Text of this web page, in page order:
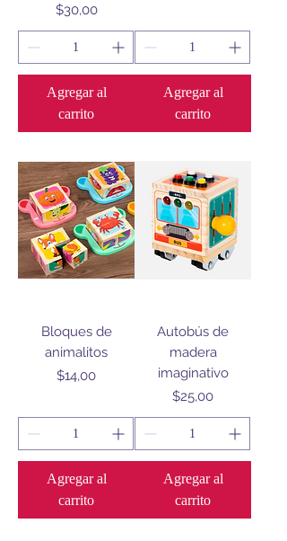
Precio
$30,00
Agregar al
carrito
Agregar al
carrito
Bloques de
animalitos
Precio
$14,00
Agregar al
carrito
Autobús de
madera
imaginativo
Precio
$25,00
Agregar al
carrito